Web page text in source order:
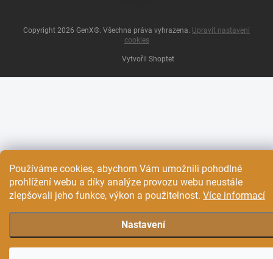
Používáme cookies, abychom Vám umožnili pohodlné
prohlížení webu a díky analýze provozu webu neustále
zlepšovali jeho funkce, výkon a použitelnost. Více informací
Nastavení
Vytvořil Shoptet
Copyright 2026 GenX®. Všechna práva vyhrazena. Upravit nastavení
cookies